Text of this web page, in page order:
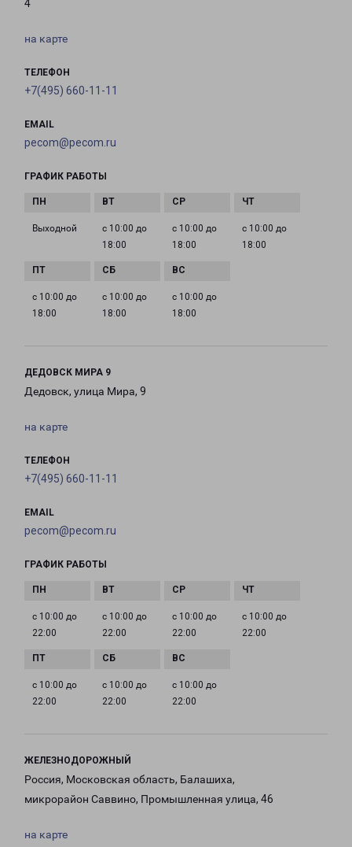
4
на карте
ТЕЛЕФОН
+7(495) 660-11-11
EMAIL
pecom@pecom.ru
ГРАФИК РАБОТЫ
Выходной
с 10:00 до
18:00
с 10:00 до
18:00
с 10:00 до
18:00
с 10:00 до
18:00
с 10:00 до
18:00
с 10:00 до
18:00
ДЕДОВСК МИРА 9
Дедовск, улица Мира, 9
на карте
ТЕЛЕФОН
+7(495) 660-11-11
EMAIL
pecom@pecom.ru
ГРАФИК РАБОТЫ
с 10:00 до
22:00
с 10:00 до
22:00
с 10:00 до
22:00
с 10:00 до
22:00
с 10:00 до
22:00
с 10:00 до
22:00
с 10:00 до
22:00
ЖЕЛЕЗНОДОРОЖНЫЙ
Россия, Московская область, Балашиха,
микрорайон Саввино, Промышленная улица, 46
на карте